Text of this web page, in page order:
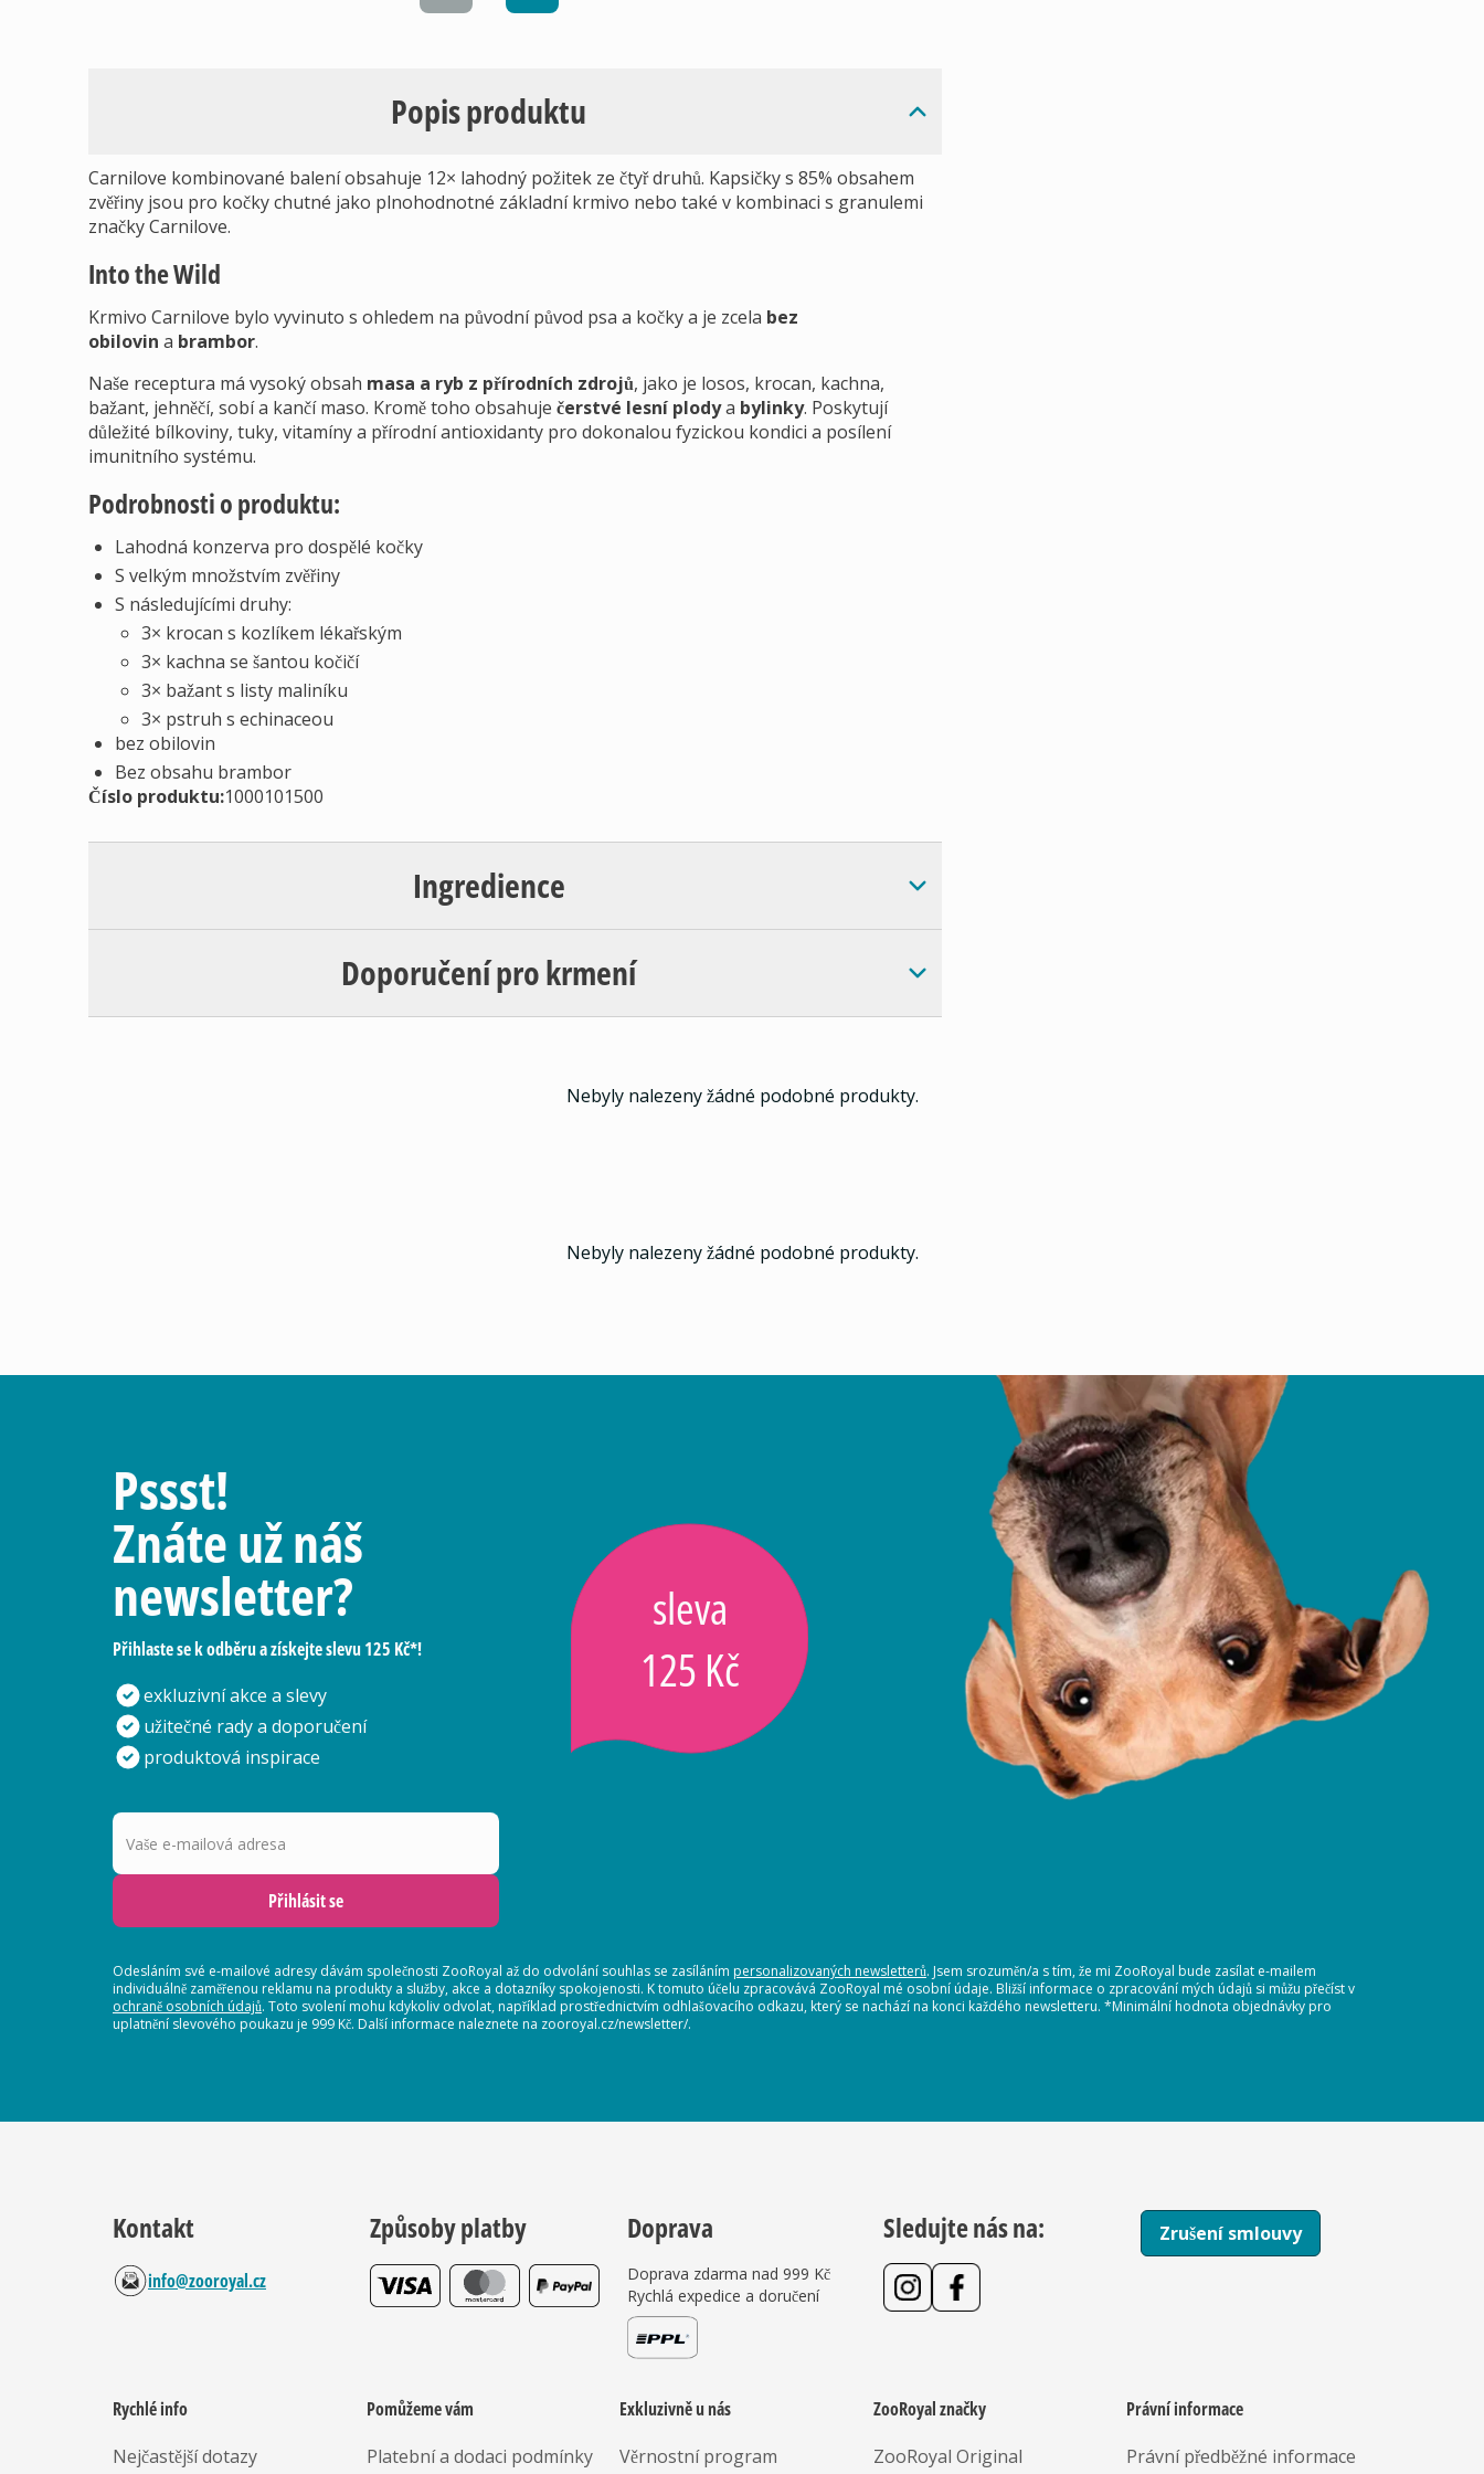
Popis produktu
Carnilove kombinované balení obsahuje 12× lahodný požitek ze čtyř druhů. Kapsičky s 85% obsahem
zvěřiny jsou pro kočky chutné jako plnohodnotné základní krmivo nebo také v kombinaci s granulemi
značky Carnilove.
Into the Wild
Krmivo Carnilove bylo vyvinuto s ohledem na původní původ psa a kočky a je zcela bez
obilovin a brambor.
Naše receptura má vysoký obsah masa a ryb z přírodních zdrojů, jako je losos, krocan, kachna,
bažant, jehněčí, sobí a kančí maso. Kromě toho obsahuje čerstvé lesní plodya bylinky. Poskytují
důležité bílkoviny, tuky, vitamíny a přírodní antioxidanty pro dokonalou fyzickou kondici a posílení
imunitního systému.
Podrobnosti o produktu:
Lahodná konzerva pro dospělé kočky
S velkým množstvím zvěřiny
S následujícími druhy:
3× krocan s kozlíkem lékařským
3× kachna se šantou kočičí
3× bažant s listy maliníku
3× pstruh s echinaceou
bez obilovin
Bez obsahu brambor
Číslo produktu:1000101500
Ingredience
Doporučení pro krmení
Nebyly nalezeny žádné podobné produkty.
Nebyly nalezeny žádné podobné produkty.
Pssst!
Znáte už náš
newsletter?
Přihlaste se k odběru a získejte slevu 125 Kč*!
exkluzivní akce a slevy
užitečné rady a doporučení
produktová inspirace
sleva
125 Kč
Vaše e-mailová adresa
Přihlásit se
Odesláním své e-mailové adresy dávám společnosti ZooRoyal až do odvolání souhlas se zasíláním personalizovaných newsletterů. Jsem srozuměn/a s tím, že mi ZooRoyal bude zasílat e-mailem
individuálně zaměřenou reklamu na produkty a služby, akce a dotazníky spokojenosti. K tomuto účelu zpracovává ZooRoyal mé osobní údaje. Bližší informace o zpracování mých údajů si můžu přečíst v
ochraně osobních údajů. Toto svolení mohu kdykoliv odvolat, například prostřednictvím odhlašovacího odkazu, který se nachází na konci každého newsletteru. *Minimální hodnota objednávky pro
uplatnění slevového poukazu je 999 Kč. Další informace naleznete na zooroyal.cz/newsletter/.
Kontakt
info@zooroyal.cz
Způsoby platby Doprava
Doprava zdarma nad 999 Kč
Rychlá expedice a doručení
Sledujte nás na: Zrušení smlouvy
Rychlé info
Nejčastější dotazy
Pomůžeme vám
Platební a dodaci podmínky
Exkluzivně u nás
Věrnostní program
ZooRoyal značky
ZooRoyal Original
Právní informace
Právní předběžné informace